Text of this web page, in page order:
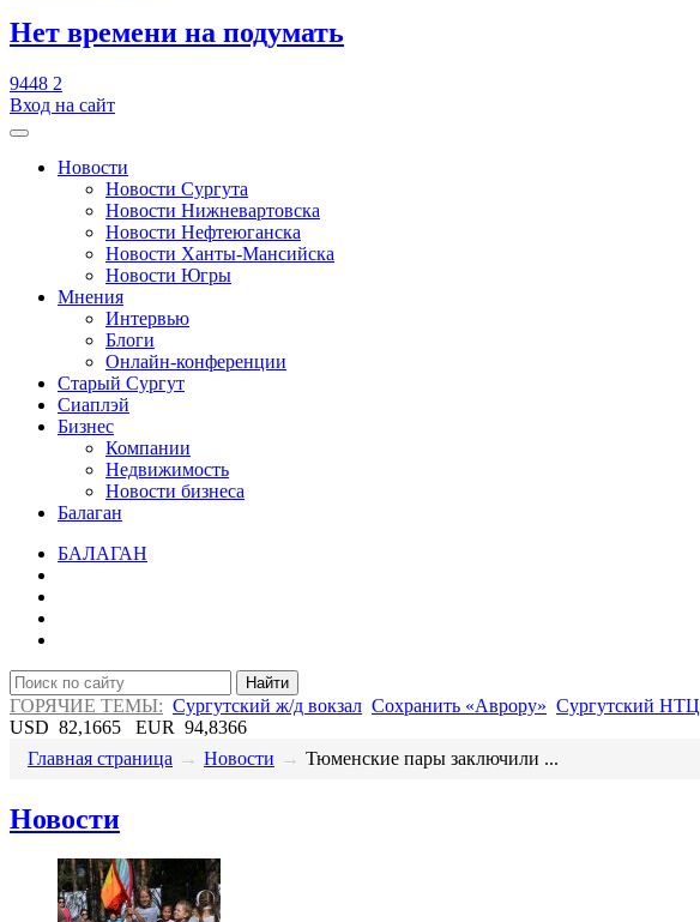
​Нет времени на подумать
9448 2
Вход на сайт
Новости
Новости Сургута
Новости Нижневартовска
Новости Нефтеюганска
Новости Ханты-Мансийска
Новости Югры
Мнения
Интервью
Блоги
Онлайн-конференции
Старый Сургут
Сиаплэй
Бизнес
Компании
Недвижимость
Новости бизнеса
Балаган
БАЛАГАН
Найти
ГОРЯЧИЕ ТЕМЫ: Сургутский ж/д вокзал Сохранить «Аврору» Сургутский НТЦ
USD 82,1665 EUR 94,8366
Главная страница → Новости → ​Тюменские пары заключили ...
Новости